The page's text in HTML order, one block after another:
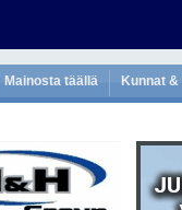
Mainosta täällä Kunnat